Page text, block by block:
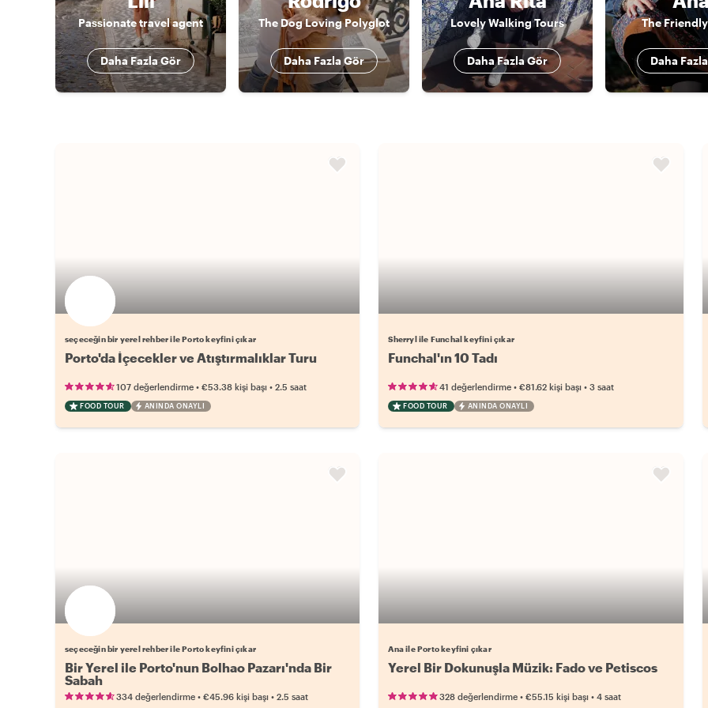
Passionate travel agent
Daha Fazla Gör
The Dog Loving Polyglot
Daha Fazla Gör
Lovely Walking Tours
Daha Fazla Gör
The
Daha
seçeceğin bir yerel rehber ile Porto keyfini çıkar
Porto'da İçecekler ve Atıştırmalıklar Turu
107 değerlendirme • €53.38 kişi başı • 2.5 saat
FOOD TOUR ANINDA ONAYLI
Sherryl ile Funchal keyfini çıkar
Funchal'ın 10 Tadı
41 değerlendirme •€81.62 kişi başı •3 saat
FOOD TOUR ANINDA ONAYLI
seçeceğin bir yerel rehber ile Porto keyfini çıkar
Bir Yerel ile Porto'nun Bolhao Pazarı'nda Bir
Sabah
334 değerlendirme • €45.96 kişi başı • 2.5 saat
Ana ile Porto keyfini çıkar
Yerel Bir Dokunuşla Müzik: Fado ve Petiscos
328 değerlendirme •€55.15 kişi başı •4 saat